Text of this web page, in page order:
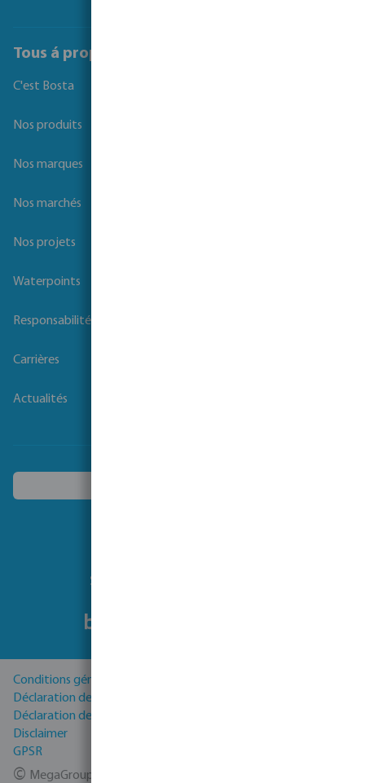
Tous á propos de Bosta
C'est Bosta
Nos produits
Nos marques
Nos marchés
Nos projets
Waterpoints
Responsabilité sociale des entreprises
Carrières
Actualités
Suivez-nous
Conditions générales
Déclaration de Confidentialité
Déclaration de cookies
Disclaimer
GPSR
© MegaGroup Trade 2026